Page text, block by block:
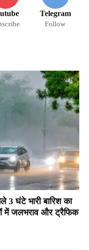
Telegram
Follow
घंटे भारी बारिश का
में जलभराव और ट्रैफिक